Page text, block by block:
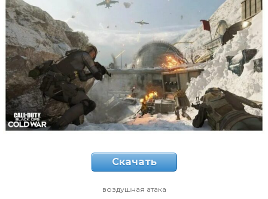
Скачать
воздушная атака